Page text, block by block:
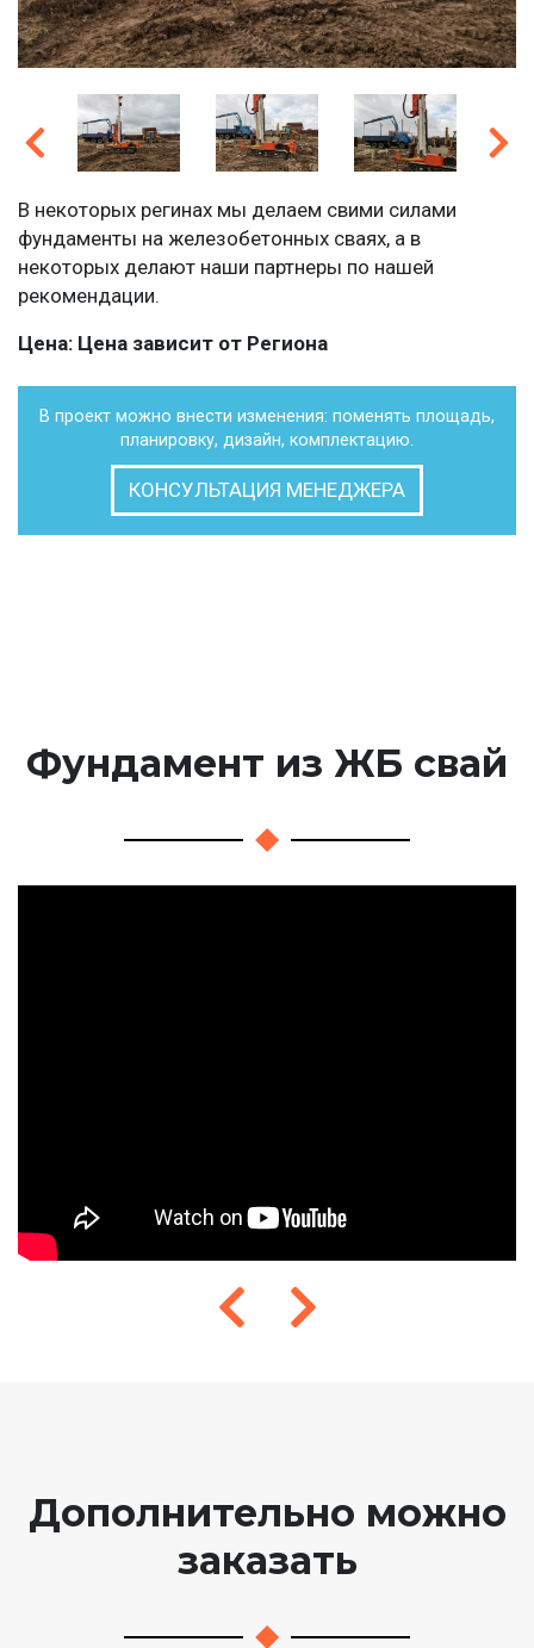
В некоторых регинах мы делаем свими силами
фундаменты на железобетонных сваях, а в
некоторых делают наши партнеры по нашей
рекомендации.
Цена: Цена зависит от Региона
В проект можно внести изменения: поменять площадь,
планировку, дизайн, комплектацию.
КОНСУЛЬТАЦИЯ МЕНЕДЖЕРА
Фундамент из ЖБ свай
Дополнительно можно
заказать